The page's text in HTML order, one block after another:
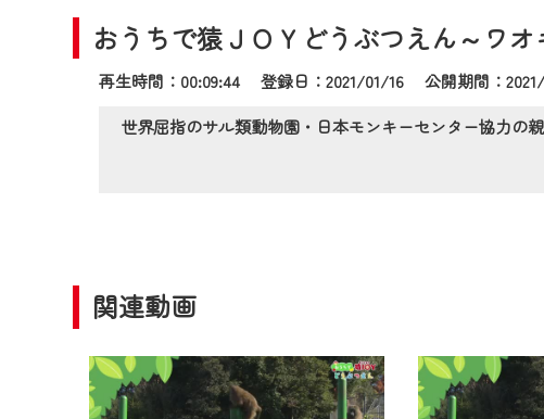
おうちで猿ＪＯＹどうぶつえん～ワ
再生時間：00:09:44 登録日：2021/01/16公開期間：
世界屈指のサル類動物園・日本モンキーセンター協力の
関連動画
日時 9/24 9:30～16:30
作業の間は、CCNetWebTVの画面が「
ご不便をおかけいたしますが、ご了承